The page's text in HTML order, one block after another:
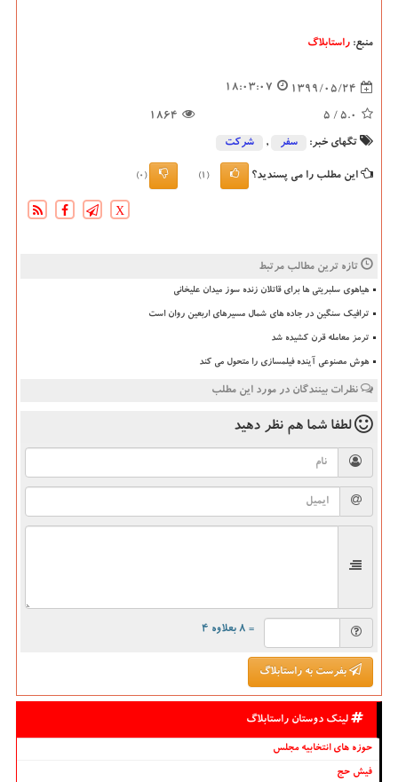
منبع: راستابلاگ
1399/05/24
18:03:07
5.0
/ 5
1864
تگهای خبر: سفر , شركت
این مطلب را می پسندید؟ (1)
(0)
X
تازه ترین مطالب مرتبط
هیاهوی سلبریتی ها برای قاتلان زنده سوز میدان علیخانی
ترافیک سنگین در جاده های شمال مسیرهای اربعین روان است
ترمز معامله قرن کشیده شد
هوش مصنوعی آینده فیلمسازی را متحول می کند
نظرات بینندگان در مورد این مطلب
لطفا شما هم نظر دهید
= ۸ بعلاوه ۴
بفرست به راستابلاگ
لینک دوستان راستابلاگ
حوزه های انتخابیه مجلس
فیش حج